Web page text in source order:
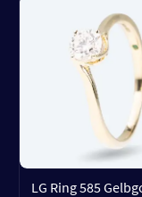
LG Ring 585